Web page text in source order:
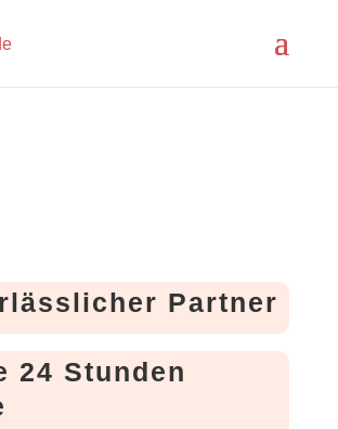
Partner
24 Stunden